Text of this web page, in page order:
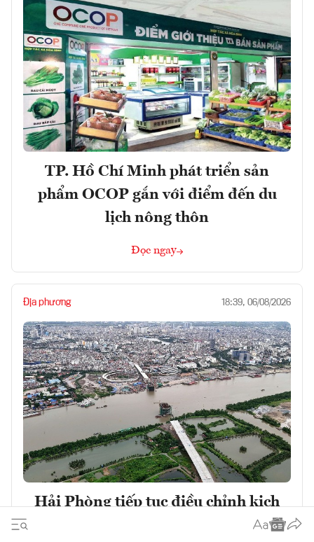
TP. Hồ Chí Minh phát triển sản
phẩm OCOP gắn với điểm đến du
lịch nông thôn
Đọc ngay
Địa phương 18:39, 06/08/2026
Hải Phòng tiếp tục điều chỉnh kịch
bản để đạt mục tiêu tăng trưởng 13%